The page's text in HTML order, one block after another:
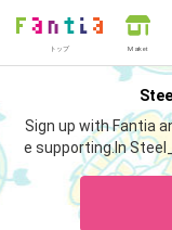
トップ Market
Sign up with Fantia
e supporting.In
pecial content such